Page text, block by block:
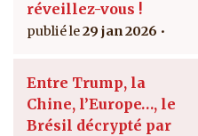
réveillez-vous !
29 jan 2026
Entre Trump, la
Chine, l’Europe…, le
Brésil décrypté par